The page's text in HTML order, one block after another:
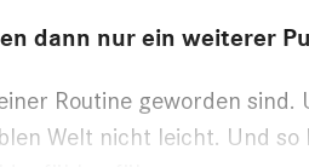
dann nur ein weiterer
Routine geworden
Welt nicht leicht. Und so